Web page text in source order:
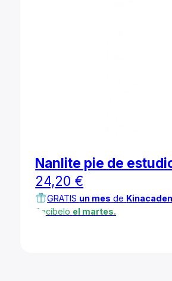
Nanlite pie de
24,20 €
GRATIS un mes de
Recíbelo el martes.